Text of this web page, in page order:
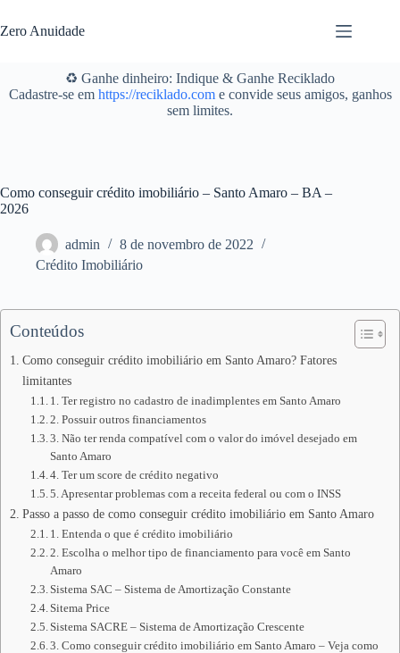
para
o
Zero Anuidade
♻️ Ganhe dinheiro: Indique & Ganhe Reciklado
Cadastre-se em https://reciklado.come convide seus amigos, ganhos
sem limites.
Como conseguir crédito imobiliário – Santo Amaro – BA –
2026
admin
8 de novembro de 2022
Crédito Imobiliário
Conteúdos
Como conseguir crédito imobiliário em Santo Amaro? Fatores
limitantes
1. Ter registro no cadastro de inadimplentes em Santo Amaro
2. Possuir outros financiamentos
3. Não ter renda compatível com o valor do imóvel desejado em
Santo Amaro
4. Ter um score de crédito negativo
5. Apresentar problemas com a receita federal ou com o INSS
Passo a passo de como conseguir crédito imobiliário em Santo Amaro
1. Entenda o que é crédito imobiliário
2. Escolha o melhor tipo de financiamento para você em Santo
Amaro
Sistema SAC – Sistema de Amortização Constante
Sitema Price
Sistema SACRE – Sistema de Amortização Crescente
3. Como conseguir crédito imobiliário em Santo Amaro – Veja como